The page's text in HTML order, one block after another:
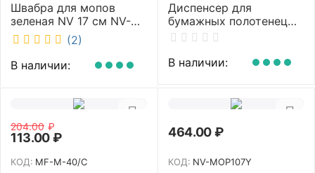
Швабра для мопов
зеленая NV 17 см NV-
MOP107G (2)
В наличии:
Диспенсер для
бумажных полотенец
NV белый K4 NV
В наличии:
204.00 ₽
113.00₽
КОД: MF-M-40/C
464.00₽
КОД: NV-MOP107Y